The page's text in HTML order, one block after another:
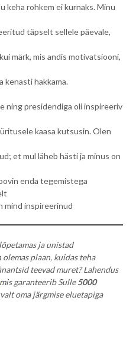
keha rohkem ei kurnaks. Minu
täpselt sellele päevale,
märk, mis andis motivatsiooni,
kenasti hakkama.
presidendiga oli inspireeriv
kaasa kutsusin. Olen
et mul läheb hästi ja minus on
enda tegemistega
mind inspireerinud
ja unistad
plaan, kuidas teha
teevad muret? Lahendus
garanteerib Sulle5000
oma järgmise eluetapiga